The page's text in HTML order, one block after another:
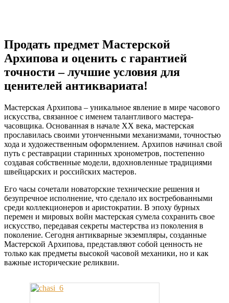
Продать предмет Мастерской
Архипова и оценить с гарантией
точности – лучшие условия для
ценителей антиквариата!
Мастерская Архипова – уникальное явление в мире часового
искусства, связанное с именем талантливого мастера-
часовщика. Основанная в начале XX века, мастерская
прославилась своими утонченными механизмами, точностью
хода и художественным оформлением. Архипов начинал свой
путь с реставрации старинных хронометров, постепенно
создавая собственные модели, вдохновленные традициями
швейцарских и российских мастеров.
Его часы сочетали новаторские технические решения и
безупречное исполнение, что сделало их востребованными
среди коллекционеров и аристократии. В эпоху бурных
перемен и мировых войн мастерская сумела сохранить свое
искусство, передавая секреты мастерства из поколения в
поколение. Сегодня антикварные экземпляры, созданные
Мастерской Архипова, представляют собой ценность не
только как предметы высокой часовой механики, но и как
важные исторические реликвии.